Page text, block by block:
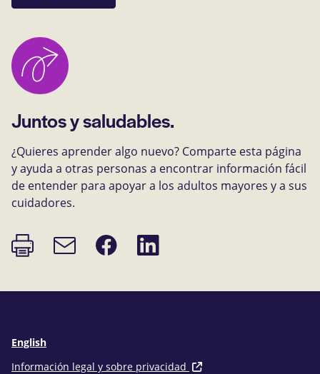
Juntos y saludables.
¿Quieres aprender algo nuevo? Comparte esta página
y ayuda a otras personas a encontrar información fácil
de entender para apoyar a los adultos mayores y a sus
cuidadores.
Imprimir
página
Enlace
de
Compartir
en
Compartir
en
English
Información legal y sobre privacidad